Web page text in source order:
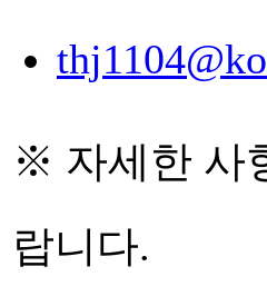
※ 자세한 사
랍니다.